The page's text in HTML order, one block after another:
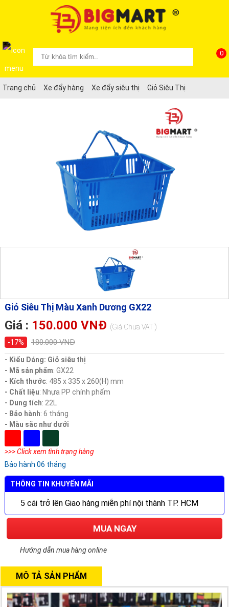
0
Trang chủ Xe đẩy hàng Xe đẩy siêu thị Giỏ Siêu Thị
Giỏ Siêu Thị Màu Xanh Dương GX22
Giá : 150.000 VNĐ (Giá Chưa VAT )
-17%
180.000 VNĐ
- Kiểu Dáng: Giỏ siêu thị
- Mã sản phẩm: GX22
- Kích thước: 485 x 335 x 260(H) mm
- Chất liệu: Nhựa PP chính phẩm
- Dung tích: 22L
- Bảo hành: 6 tháng
- Màu sắc như dưới
>>> Click xem tình trạng hàng
Bảo hành 06 tháng
THÔNG TIN KHUYẾN MÃI
5 cái trở lên Giao hàng miễn phí nội thành TP. HCM
MUA NGAY
Hướng dẫn mua hàng online
MÔ TẢ SẢN PHẨM